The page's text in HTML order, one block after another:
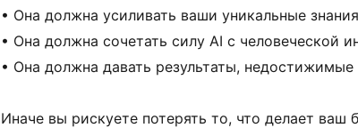
• Она должна усиливать ваши уникальные знания
• Она должна сочетать силу AI с человеческой
• Она должна давать результаты, недостижимые
Иначе вы рискуете потерять то, что делает ваш